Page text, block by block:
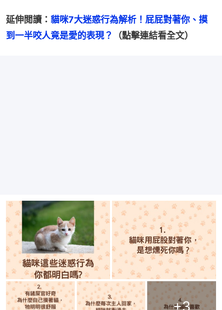
延伸閲讀： 貓咪7大迷惑行為解析！屁屁對著你、摸
到一半咬人竟是愛的表現？
（點擊連結看全文）
+3